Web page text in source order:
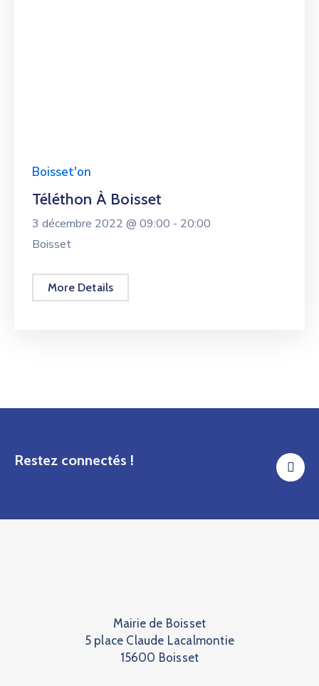
Boisset'on
Téléthon À Boisset
3 décembre 2022 @ 09:00 - 20:00
Boisset
More Details
Restez connectés !
Mairie de Boisset
5 place Claude Lacalmontie
15600 Boisset